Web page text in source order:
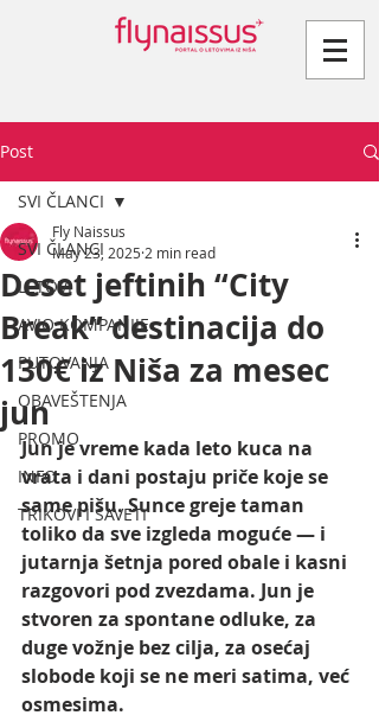
Post
SVI ČLANCI
LETOVI
AVIO KOMPANIJE
PUTOVANJA
OBAVEŠTENJA
PROMO
INFO
TRIKOVI I SAVETI
SVI ČLANCI
Deset jeftinih “City
Break” destinacija do
130€ iz Niša za mesec
jun
Fly Naissus
May 23, 2025 2 min read
Jun je vreme kada leto kuca na
vrata i dani postaju priče koje se
same pišu. Sunce greje taman
toliko da sve izgleda moguće — i
jutarnja šetnja pored obale i kasni
razgovori pod zvezdama. Jun je
stvoren za spontane odluke, za
duge vožnje bez cilja, za osećaj
slobode koji se ne meri satima, već
osmesima.